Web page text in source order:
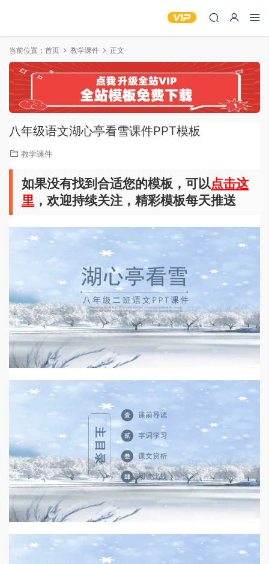
当前位置： 首页 教学课件 正文
八年级语文湖心亭看雪课件PPT模板
教学课件
如果没有找到合适您的模板，可以点击这
里 ，欢迎持续关注，精彩模板每天推送